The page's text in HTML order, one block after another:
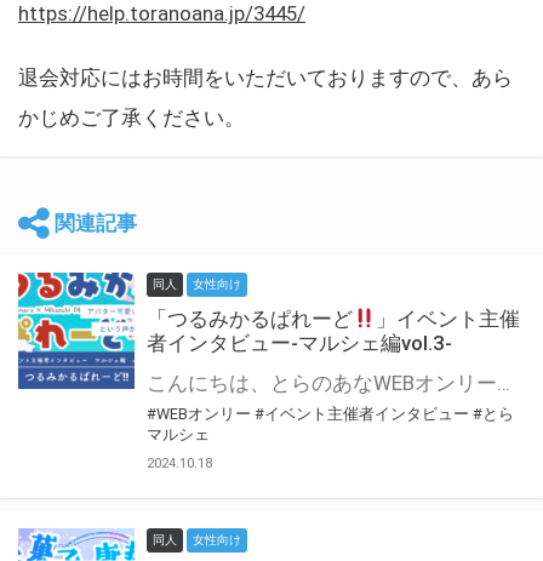
https://help.toranoana.jp/3445/
退会対応にはお時間をいただいておりますので、あら
かじめご了承ください。
関連記事
同人 女性向け
「つるみかるぱれーど
」イベント主催
者インタビュー-マルシェ編vol.3-
こんにちは、とらのあなWEBオンリー運営スタッフです。 新たにお届けする、イベント主催者インタビュー-マルシェ編-は、 とらのあなWEBオンリー「マルシェ」をご利用した主催様に 「マルシェ」を使って開催した感想や心がけをお聞きする企画です。 今回は、WEBオンリー初開催「つるみかるぱれーど
#WEBオンリー #イベント主催者インタビュー #とら
マルシェ
2024.10.18
同人 女性向け